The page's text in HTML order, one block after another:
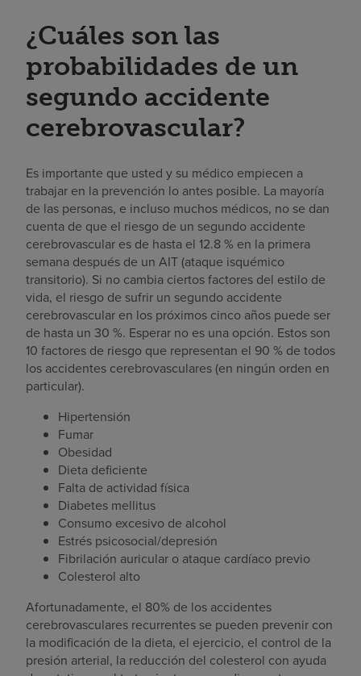
¿Cuáles son las
probabilidades de un
segundo accidente
cerebrovascular?
Es importante que usted y su médico empiecen a
trabajar en la prevención lo antes posible. La mayoría
de las personas, e incluso muchos médicos, no se dan
cuenta de que el riesgo de un segundo accidente
cerebrovascular es de hasta el 12.8 % en la primera
semana después de un AIT (ataque isquémico
transitorio). Si no cambia ciertos factores del estilo de
vida, el riesgo de sufrir un segundo accidente
cerebrovascular en los próximos cinco años puede ser
de hasta un 30 %. Esperar no es una opción. Estos son
10 factores de riesgo que representan el 90 % de todos
los accidentes cerebrovasculares (en ningún orden en
particular).
Hipertensión
Fumar
Obesidad
Dieta deficiente
Falta de actividad física
Diabetes mellitus
Consumo excesivo de alcohol
Estrés psicosocial/depresión
Fibrilación auricular o ataque cardíaco previo
Colesterol alto
Afortunadamente, el 80% de los accidentes
cerebrovasculares recurrentes se pueden prevenir con
la modificación de la dieta, el ejercicio, el control de la
presión arterial, la reducción del colesterol con ayuda